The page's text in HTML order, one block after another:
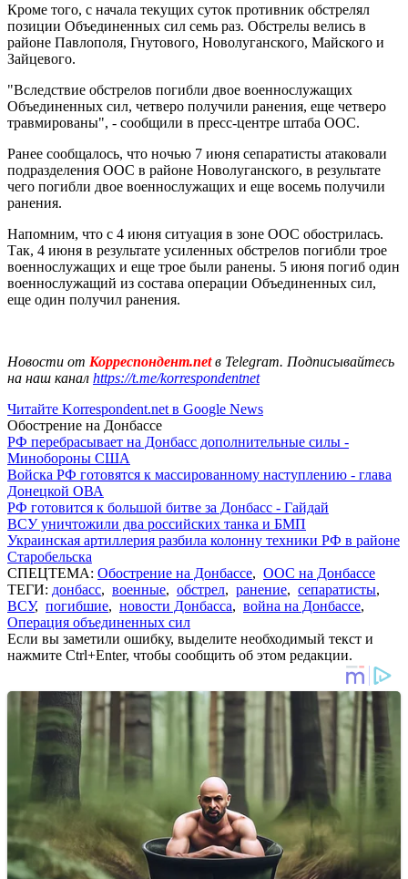
Кроме того, с начала текущих суток противник обстрелял
позиции Объединенных сил семь раз. Обстрелы велись в
районе Павлополя, Гнутового, Новолуганского, Майского и
Зайцевого.
"Вследствие обстрелов погибли двое военнослужащих
Объединенных сил, четверо получили ранения, еще четверо
травмированы", - сообщили в пресс-центре штаба ООС.
Ранее сообщалось, что ночью 7 июня сепаратисты атаковали
подразделения ООС в районе Новолуганского, в результате
чего погибли двое военнослужащих и еще восемь получили
ранения.
Напомним, что с 4 июня ситуация в зоне ООС обострилась.
Так, 4 июня в результате усиленных обстрелов погибли трое
военнослужащих и еще трое были ранены. 5 июня погиб один
военнослужащий из состава операции Объединенных сил,
еще один получил ранения.
Новости от Корреспондент.netв Telegram. Подписывайтесь
на наш канал https://t.me/korrespondentnet
Читайте Korrespondent.net в Google News
Обострение на Донбассе
РФ перебрасывает на Донбасс дополнительные силы -
Минобороны США
Войска РФ готовятся к массированному наступлению - глава
Донецкой ОВА
РФ готовится к большой битве за Донбасс - Гайдай
ВСУ уничтожили два российских танка и БМП
Украинская артиллерия разбила колонну техники РФ в районе
Старобельска
СПЕЦТЕМА: Обострение на Донбассе, ООС на Донбассе
ТЕГИ: донбасс, военные, обстрел, ранение, сепаратисты,
ВСУ, погибшие, новости Донбасса, война на Донбассе,
Операция объединенных сил
Если вы заметили ошибку, выделите необходимый текст и
нажмите Ctrl+Enter, чтобы сообщить об этом редакции.